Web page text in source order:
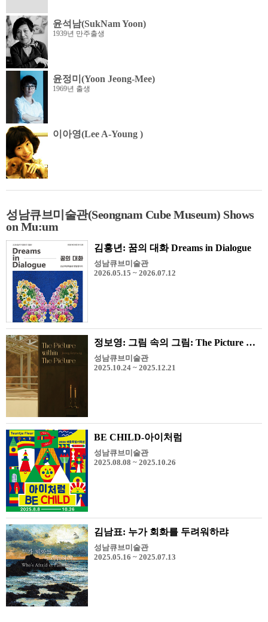
윤석남(SukNam Yoon)
1939년 만주출생
윤정미(Yoon Jeong-Mee)
1969년 출생
이아영(Lee A-Young )
성남큐브미술관(Seongnam Cube Museum) Shows
on Mu:um
김홍년: 꿈의 대화 Dreams in Dialogue
성남큐브미술관
2026.05.15 ~ 2026.07.12
정보영: 그림 속의 그림: The Picture within The Picture
성남큐브미술관
2025.10.24 ~ 2025.12.21
BE CHILD-아이처럼
성남큐브미술관
2025.08.08 ~ 2025.10.26
김남표: 누가 회화를 두려워하랴
성남큐브미술관
2025.05.16 ~ 2025.07.13